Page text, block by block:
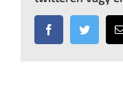
FacebookTwitter